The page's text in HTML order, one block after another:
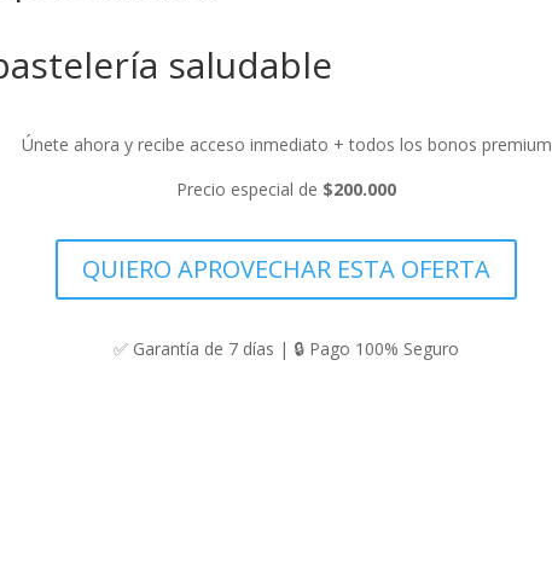
saludable
Únete ahora y recibe acceso inmediato + todos los bonos premium
Precio especial de $200.000
QUIERO APROVECHAR ESTA OFERTA
✅ Garantía de 7 días | 🔒 Pago 100% Seguro